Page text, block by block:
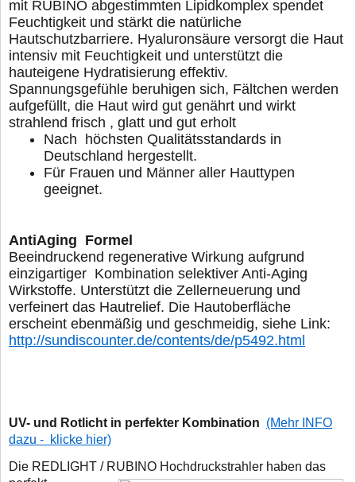
mit RUBINO abgestimmten Lipidkomplex spendet
Feuchtigkeit und stärkt die natürliche
Hautschutzbarriere. Hyaluronsäure versorgt die Haut
intensiv mit Feuchtigkeit und unterstützt die
hauteigene Hydratisierung effektiv.
Spannungsgefühle beruhigen sich, Fältchen werden
aufgefüllt, die Haut wird gut genährt und wirkt
strahlend frisch , glatt und gut erholt
Nach höchsten Qualitätsstandards in
Deutschland hergestellt.
Für Frauen und Männer aller Hauttypen
geeignet.
Beeindruckend regenerative Wirkung aufgrund
einzigartiger Kombination selektiver Anti-Aging
Wirkstoffe. Unterstützt die Zellerneuerung und
verfeinert das Hautrelief. Die Hautoberfläche
erscheint ebenmäßig und geschmeidig, siehe Link:
http://sundiscounter.de/contents/de/p5492.html
UV- und Rotlicht in perfekter Kombination (Mehr INFO
dazu - klicke hier)
Die REDLIGHT / RUBINO Hochdruckstrahler haben das